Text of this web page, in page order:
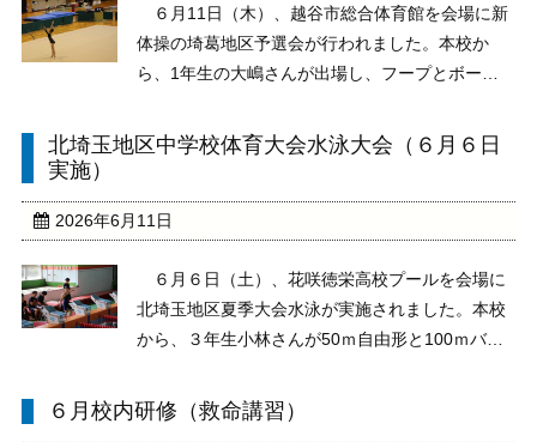
６月11日（木）、越谷市総合体育館を会場に新
体操の埼葛地区予選会が行われました。本校か
ら、1年生の大嶋さんが出場し、フープとボール
でした。
北埼玉地区中学校体育大会水泳大会（６月６日
実施）
2026年6月11日
６月６日（土）、花咲徳栄高校プールを会場に
北埼玉地区夏季大会水泳が実施されました。本校
から、３年生小林さんが50ｍ自由形と100ｍバタ
闘しました。お疲れさまでした。
６月校内研修（救命講習）